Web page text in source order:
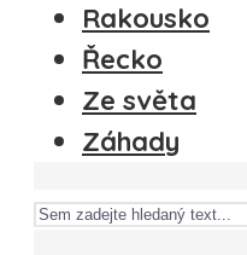
Rakousko
Řecko
Ze světa
Záhady